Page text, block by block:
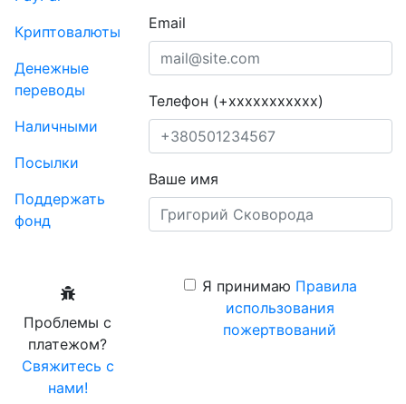
Криптовалюты
Денежные
переводы
Наличными
Посылки
Поддержать
фонд
Проблемы с
платежом?
Свяжитесь с
нами!
Email
Телефон (+xxxxxxxxxxx)
Ваше имя
Я принимаю Правила
использования
пожертвований